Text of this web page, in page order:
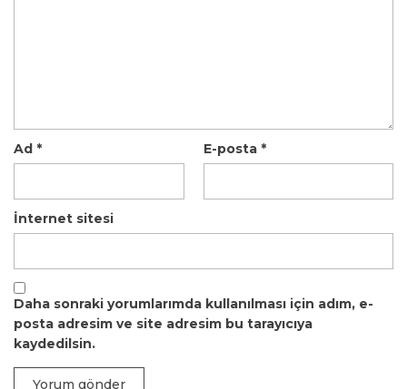
Ad * E-posta *
İnternet sitesi
Daha sonraki yorumlarımda kullanılması için adım, e-
posta adresim ve site adresim bu tarayıcıya
kaydedilsin.